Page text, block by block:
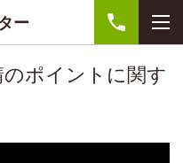
ー
ポイントに関す